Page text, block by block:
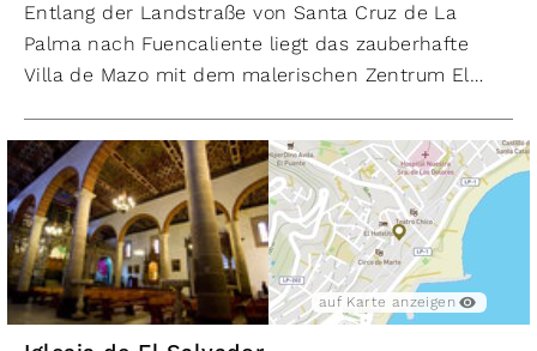
Entlang der Landstraße von Santa Cruz de La
Palma nach Fuencaliente liegt das zauberhafte
Villa de Mazo mit dem malerischen Zentrum El
Herrenhäuser der Stadt schmiegen sich an den
Hang der benachbarten Cumbre Vieja und
versprühen einen einzigartigen Charme.
Am Fuße der steilen Gassen von Mazo erhebt sich
die Iglesia Parroquial de San Blas, eine historische
Kirche aus dem Jahr 1512. Im Inneren erwartet
Besucher eine kunstvoll verzierte Decke im
auf Karte anzeigen